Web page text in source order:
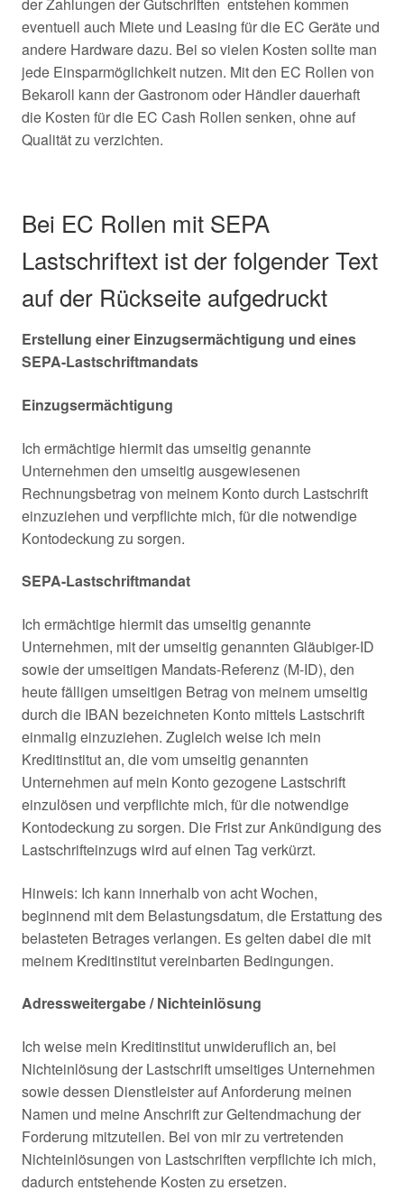
der Zahlungen der Gutschriften entstehen kommen
eventuell auch Miete und Leasing für die EC Geräte und
andere Hardware dazu. Bei so vielen Kosten sollte man
jede Einsparmöglichkeit nutzen. Mit den EC Rollen von
Bekaroll kann der Gastronom oder Händler dauerhaft
die Kosten für die EC Cash Rollen senken, ohne auf
Qualität zu verzichten.
Bei EC Rollen mit SEPA
Lastschriftext ist der folgender Text
auf der Rückseite aufgedruckt
Erstellung einer Einzugsermächtigung und eines
SEPA-Lastschriftmandats
Einzugsermächtigung
Ich ermächtige hiermit das umseitig genannte
Unternehmen den umseitig ausgewiesenen
Rechnungsbetrag von meinem Konto durch Lastschrift
einzuziehen und verpflichte mich, für die notwendige
Kontodeckung zu sorgen.
SEPA-Lastschriftmandat
Ich ermächtige hiermit das umseitig genannte
Unternehmen, mit der umseitig genannten Gläubiger-ID
sowie der umseitigen Mandats-Referenz (M-ID), den
heute fälligen umseitigen Betrag von meinem umseitig
durch die IBAN bezeichneten Konto mittels Lastschrift
einmalig einzuziehen. Zugleich weise ich mein
Kreditinstitut an, die vom umseitig genannten
Unternehmen auf mein Konto gezogene Lastschrift
einzulösen und verpflichte mich, für die notwendige
Kontodeckung zu sorgen. Die Frist zur Ankündigung des
Lastschrifteinzugs wird auf einen Tag verkürzt.
Hinweis: Ich kann innerhalb von acht Wochen,
beginnend mit dem Belastungsdatum, die Erstattung des
belasteten Betrages verlangen. Es gelten dabei die mit
meinem Kreditinstitut vereinbarten Bedingungen.
Adressweitergabe / Nichteinlösung
Ich weise mein Kreditinstitut unwideruflich an, bei
Nichteinlösung der Lastschrift umseitiges Unternehmen
sowie dessen Dienstleister auf Anforderung meinen
Namen und meine Anschrift zur Geltendmachung der
Forderung mitzuteilen. Bei von mir zu vertretenden
Nichteinlösungen von Lastschriften verpflichte ich mich,
dadurch entstehende Kosten zu ersetzen.